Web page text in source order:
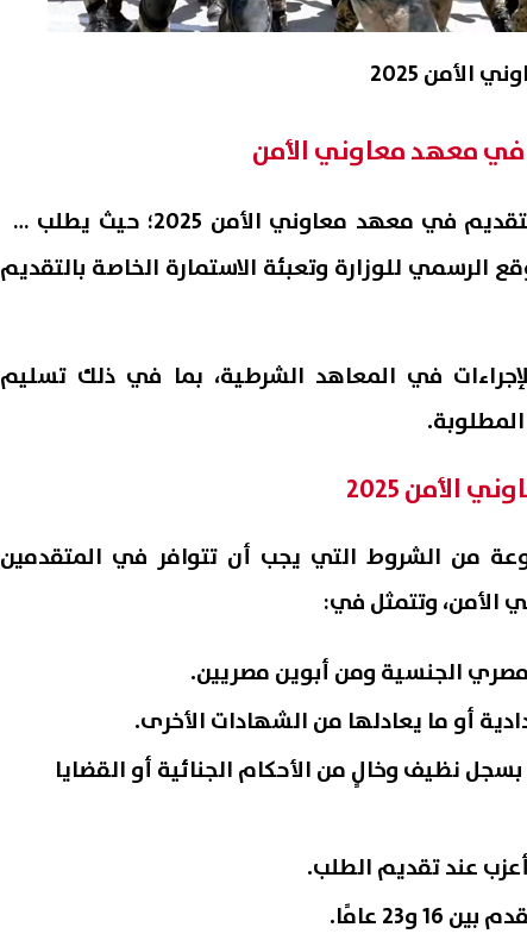
2025
في معهد معاوني الأمن
رابط التقديم في معهد معاوني الأمن 2025؛ حيث يطلب من
الرسمي للوزارة وتعبئة الاستمارة الخاصة بالتقديم
في المعاهد الشرطية، بما في ذلك تسليم
2025
من الشروط التي يجب أن تتوافر في المتقدمين
الأمن، وتتمثل في:
الجنسية ومن أبوين مصريين.
أو ما يعادلها من الشهادات الأخرى.
نظيف وخالٍ من الأحكام الجنائية أو القضايا
عند تقديم الطلب.
و23 عامًا.